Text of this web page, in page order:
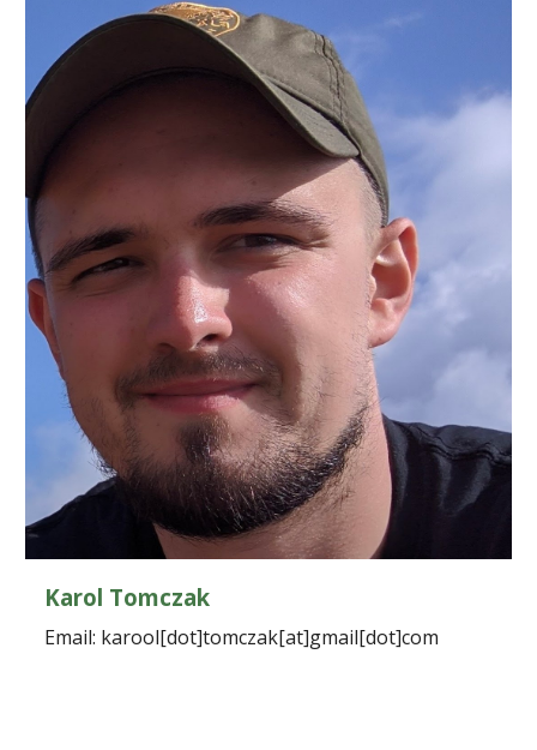
Karol Tomczak
Email: karool[dot]tomczak[at]gmail[dot]com